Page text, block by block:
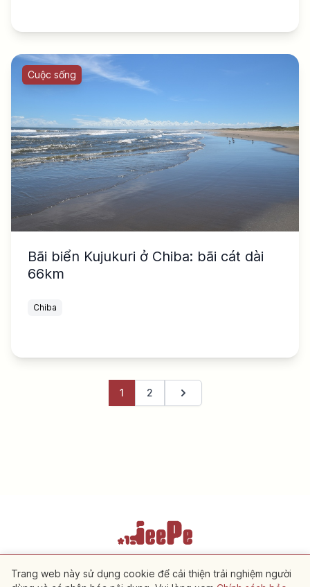
Cuộc sống
Bãi biển Kujukuri ở Chiba: bãi cát dài
66km
Chiba
1 2 Trang tiếp theo
Trang web này sử dụng cookie để cải thiện trải nghiệm người